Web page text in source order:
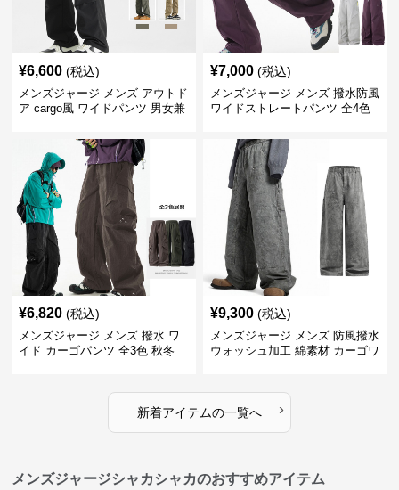
¥6,600 (税込)
メンズジャージ メンズ アウトド
ア cargo風 ワイドパンツ 男女兼
¥7,000 (税込)
メンズジャージ メンズ 撥水防風
ワイドストレートパンツ 全4色
¥6,820 (税込)
メンズジャージ メンズ 撥水 ワ
イド カーゴパンツ 全3色 秋冬
¥9,300 (税込)
メンズジャージ メンズ 防風撥水
ウォッシュ加工 綿素材 カーゴワ
新着アイテムの一覧へ ›
メンズジャージシャカシャカのおすすめアイテム